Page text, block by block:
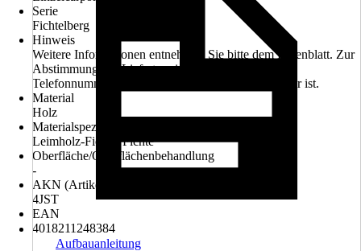
Serie
Fichtelberg
Hinweis
Weitere Informationen entnehmen Sie bitte dem Datenblatt. Zur
Abstimmung des Liefertermines bitte Handy- oder
Telefonnummer angeben, welche tagsüber erreichbar ist.
Material
Holz
Materialspezifizierung
Leimholz-Fichte, Fichte
Oberfläche/Oberflächenbehandlung
-
AKN (Artikelkurznummer)
4JST
EAN
4018211248384
Aufbauanleitung